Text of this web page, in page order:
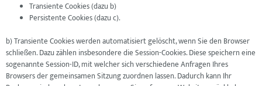
Transiente Cookies (dazu b)
Persistente Cookies (dazu c).
b) Transiente Cookies werden automatisiert gelöscht, wenn Sie den Browser
schließen. Dazu zählen insbesondere die Session-Cookies. Diese speichern eine
sogenannte Session-ID, mit welcher sich verschiedene Anfragen Ihres
Browsers der gemeinsamen Sitzung zuordnen lassen. Dadurch kann Ihr